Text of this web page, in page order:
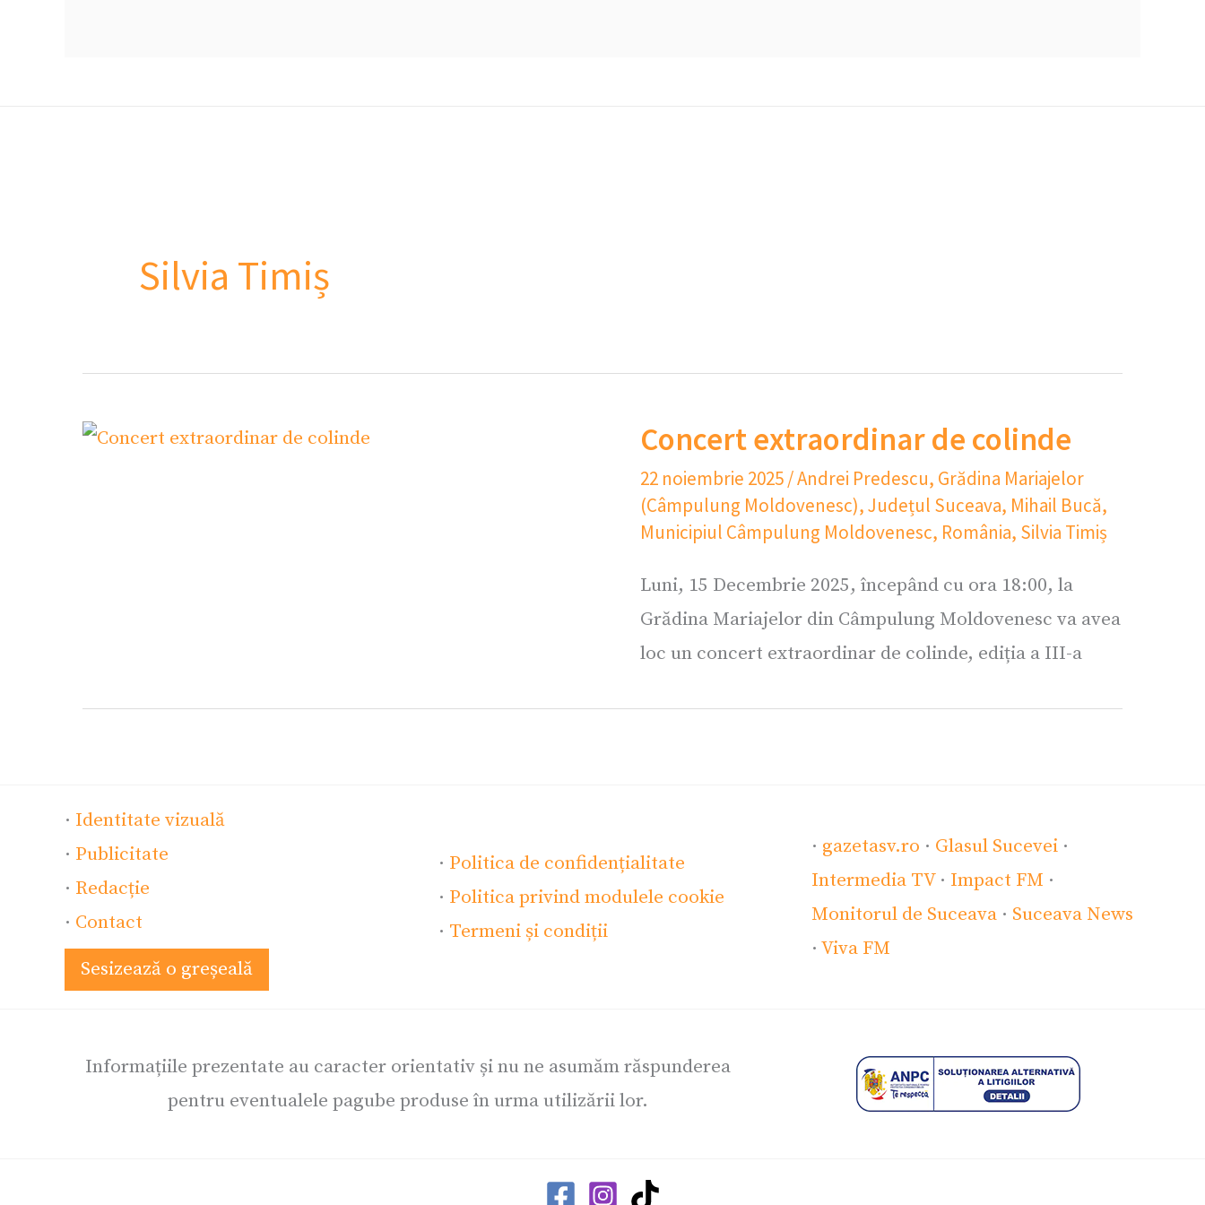
Silvia Timiș
Concert extraordinar de colinde
22 noiembrie 2025/Andrei Predescu, Grădina Mariajelor
(Câmpulung Moldovenesc),Județul Suceava, Mihail Bucă,
Municipiul Câmpulung Moldovenesc, România, Silvia Timiș
Luni, 15 Decembrie 2025, începând cu ora 18:00, la
Grădina Mariajelor din Câmpulung Moldovenesc va avea
loc un concert extraordinar de colinde, ediția a III-a
· Identitate vizuală
· Publicitate
· Redacție
· Contact
Sesizează o greșeală
· Politica de confidențialitate
· Politica privind modulele cookie
· Termeni și condiții
· gazetasv.ro · Glasul Sucevei ·
Intermedia TV· Impact FM ·
Monitorul de Suceava · Suceava News
·Viva FM
Informațiile prezentate au caracter orientativ și nu ne asumăm răspunderea
pentru eventualele pagube produse în urma utilizării lor.